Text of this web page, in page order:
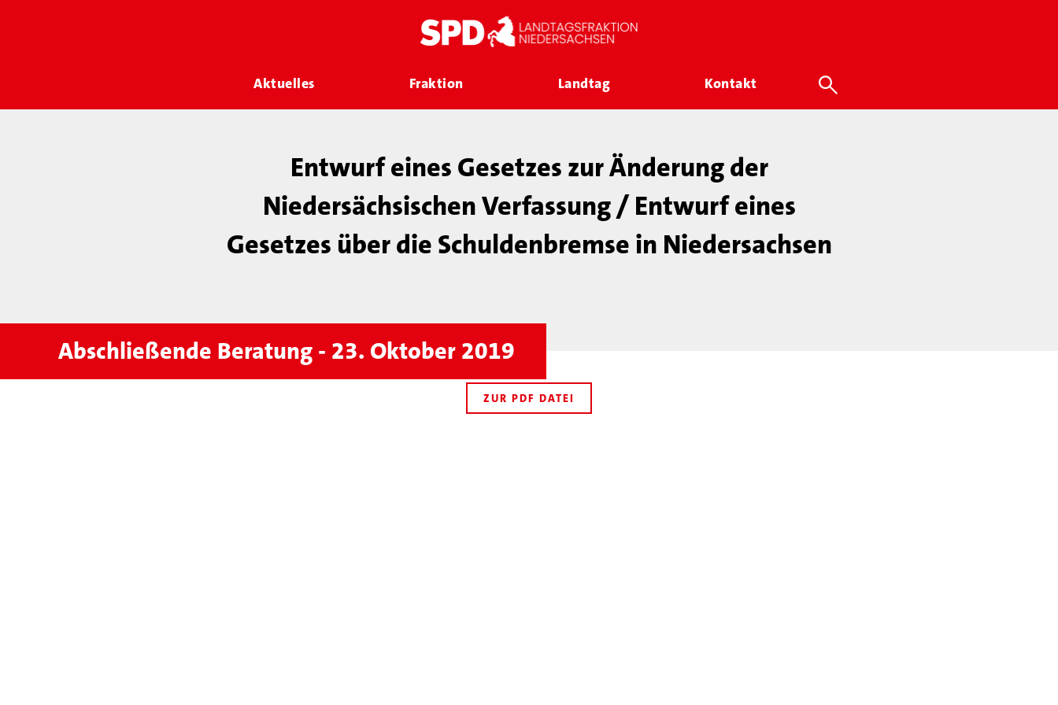
Aktuelles Fraktion Landtag Kontakt
Entwurf eines Gesetzes zur Änderung der
Niedersächsischen Verfassung / Entwurf eines
Gesetzes über die Schuldenbremse in Niedersachsen
Abschließende Beratung - 23. Oktober 2019
ZUR PDF DATEI